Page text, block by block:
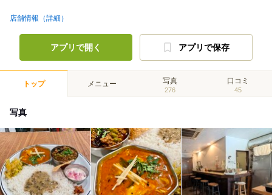
店舗情報（詳細）
アプリで開く アプリで保存
トップ メニュー 写真
276
口コミ
45
写真